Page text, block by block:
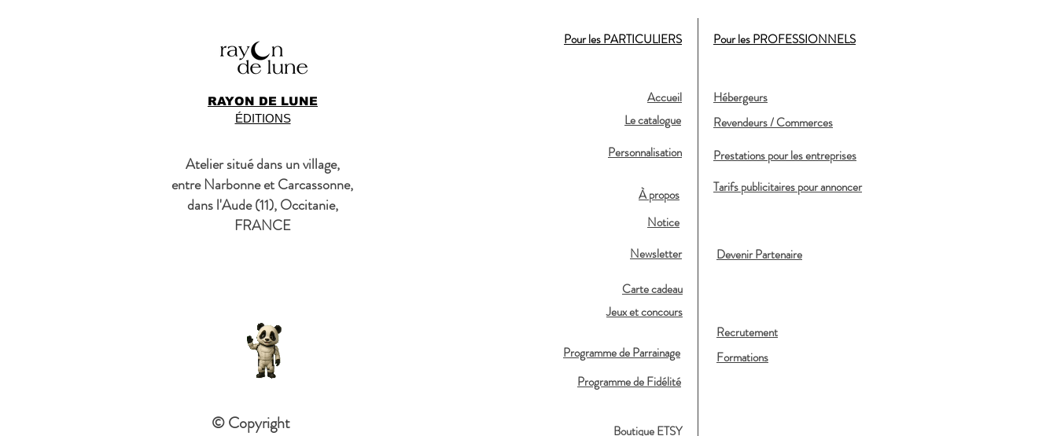
RAYON DE LUNE
ÉDITIONS
Pour les PARTICULIERS Pour les PROFESSIONNELS
Accueil
Le catalogue
Hébergeurs
Revendeurs / Commerces
Atelier situé dans un village,
entre Narbonne et Carcassonne,
dans l'Aude (11), Occitanie,
FRANCE
Personnalisation
À propos
Prestations pour les entreprises
Tarifs publicitaires pour annoncer
Notice
Newsletter
Devenir Partenaire
Carte cadeau
© Copyright
Jeux et concours
Recrutement
Programme de Parrainage
Formations
Programme de Fidélité
Boutique ETSY